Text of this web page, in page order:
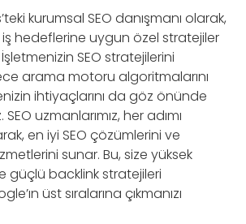
kurumsal SEO danışmanı olarak,
hedeflerine uygun özel stratejiler
SEO stratejilerini
arama motoru algoritmalarını
ihtiyaçlarını da göz önünde
uzmanlarımız, her adımı
en iyi SEO çözümlerini ve
sunar. Bu, size yüksek
güçlü backlink stratejileri
üst sıralarına çıkmanızı